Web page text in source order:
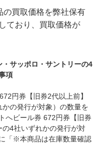
買取価格を弊社保有
ており、買取価格が
サッポロ・サントリーの4
項
円券【旧券2代以上前】
かの発行が対象）の数量を
へビール券 672円券【旧券
4社いずれかの発行が対
「※本商品は在庫数量確認